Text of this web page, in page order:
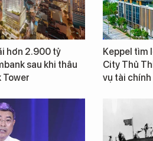
hơn 2.900 tỷ
sau khi thâu
Tower
Keppel tìm
City Thủ
vụ tài chính